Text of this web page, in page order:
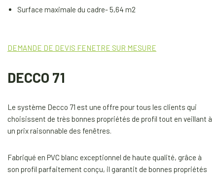
Surface maximale du cadre- 5,64 m2
DEMANDE DE DEVIS FENETRE SUR MESURE
DECCO 71
Le système Decco 71 est une offre pour tous les clients qui
choisissent de très bonnes propriétés de profil tout en veillant à
un prix raisonnable des fenêtres.
Fabriqué en PVC blanc exceptionnel de haute qualité, grâce à
son profil parfaitement conçu, il garantit de bonnes propriétés